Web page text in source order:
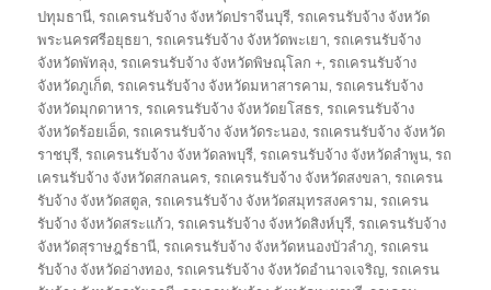
ปทุมธานี,รถเครนรับจ้าง จังหวัดปราจีนบุรี,รถเครนรับจ้าง จังหวัด
พระนครศรีอยุธยา,รถเครนรับจ้าง จังหวัดพะเยา,รถเครนรับจ้าง
จังหวัดพัทลุง,รถเครนรับจ้าง จังหวัดพิษณุโลก +,รถเครนรับจ้าง
จังหวัดภูเก็ต,รถเครนรับจ้าง จังหวัดมหาสารคาม,รถเครนรับจ้าง
จังหวัดมุกดาหาร,รถเครนรับจ้าง จังหวัดยโสธร,รถเครนรับจ้าง
จังหวัดร้อยเอ็ด,รถเครนรับจ้าง จังหวัดระนอง,รถเครนรับจ้าง จังหวัด
ราชบุรี,รถเครนรับจ้าง จังหวัดลพบุรี,รถเครนรับจ้าง จังหวัดลำพูน,รถ
เครนรับจ้าง จังหวัดสกลนคร,รถเครนรับจ้าง จังหวัดสงขลา,รถเครน
รับจ้าง จังหวัดสตูล,รถเครนรับจ้าง จังหวัดสมุทรสงคราม,รถเครน
รับจ้าง จังหวัดสระแก้ว,รถเครนรับจ้าง จังหวัดสิงห์บุรี,รถเครนรับจ้าง
จังหวัดสุราษฎร์ธานี,รถเครนรับจ้าง จังหวัดหนองบัวลำภู,รถเครน
รับจ้าง จังหวัดอ่างทอง,รถเครนรับจ้าง จังหวัดอำนาจเจริญ,รถเครน